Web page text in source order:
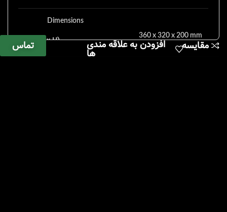
Dimensions
(L x W x H) 360 x 320 x 200 mm
مقایسه افزودن به علاقه مندی
ها
تماس